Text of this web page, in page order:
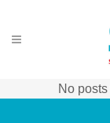
No